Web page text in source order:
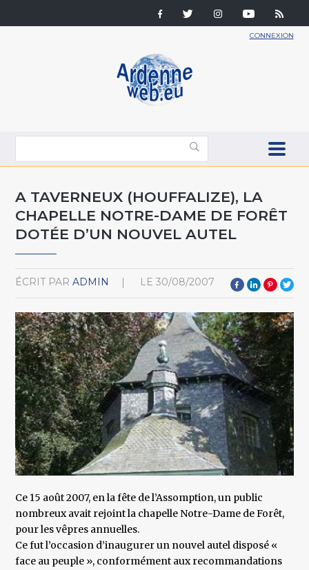
CONNEXION
A TAVERNEUX (HOUFFALIZE), LA
CHAPELLE NOTRE-DAME DE FORÊT
DOTÉE D’UN NOUVEL AUTEL
ÉCRIT PAR ADMIN LE 30/08/2007
Ce 15 août 2007, en la fête de l’Assomption, un public
nombreux avait rejoint la chapelle Notre-Dame de Forêt,
pour les vêpres annuelles.
Ce fut l’occasion d’inaugurer un nouvel autel disposé «
face au peuple », conformément aux recommandations